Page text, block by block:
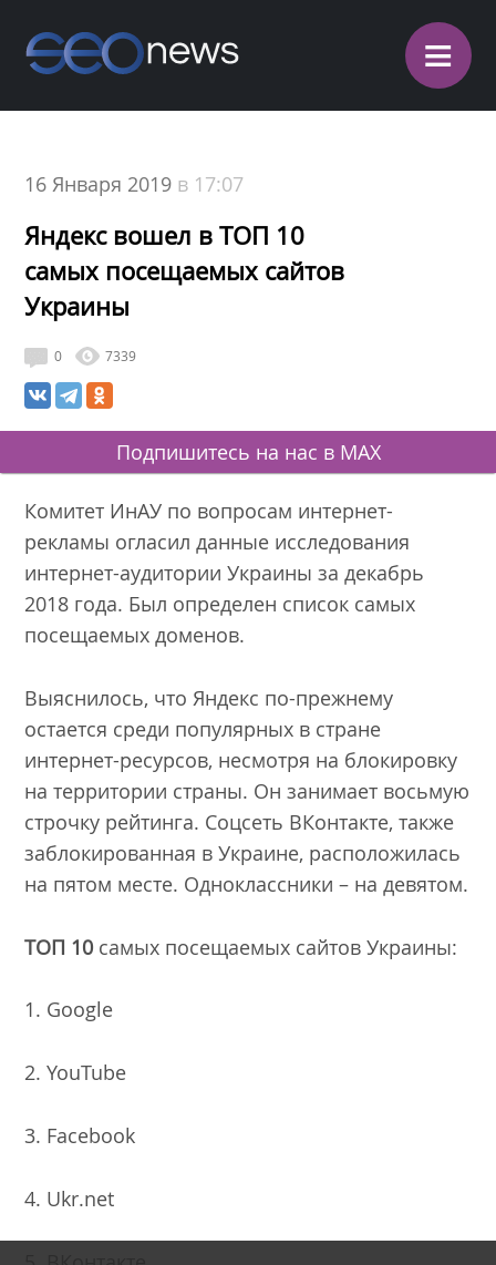
≡
16 Января 2019 в 17:07
Яндекс вошел в ТОП 10
самых посещаемых сайтов
Украины
0 7339
Подпишитесь на нас в MAX
Комитет ИнАУ по вопросам интернет-
рекламы огласил данные исследования
интернет-аудитории Украины за декабрь
2018 года. Был определен список самых
посещаемых доменов.
Выяснилось, что Яндекс по-прежнему
остается среди популярных в стране
интернет-ресурсов, несмотря на блокировку
на территории страны. Он занимает восьмую
строчку рейтинга. Соцсеть ВКонтакте, также
заблокированная в Украине, расположилась
на пятом месте. Одноклассники – на девятом.
ТОП 10 самых посещаемых сайтов Украины:
1. Google
2. YouTube
3. Facebook
4. Ukr.net